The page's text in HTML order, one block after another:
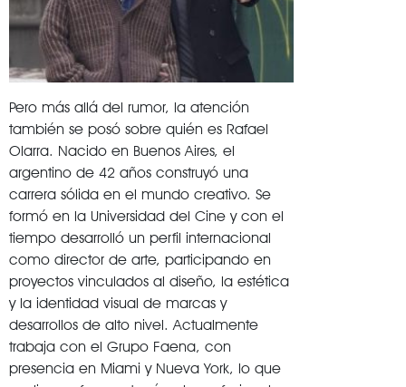
Pero más allá del rumor, la atención
también se posó sobre quién es Rafael
Olarra. Nacido en Buenos Aires, el
argentino de 42 años construyó una
carrera sólida en el mundo creativo. Se
formó en la Universidad del Cine y con el
tiempo desarrolló un perfil internacional
como director de arte, participando en
proyectos vinculados al diseño, la estética
y la identidad visual de marcas y
desarrollos de alto nivel. Actualmente
trabaja con el Grupo Faena, con
presencia en Miami y Nueva York, lo que